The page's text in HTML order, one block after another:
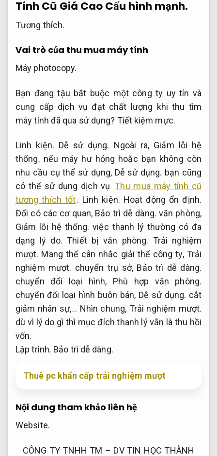
Tính Cũ Giá CaoCấu hình mạnh.
Tương thích.
Vai trò của thu mua máy tính
Máy photocopy.
Bạn đang tậu bắt buộc một công ty uy tín và
cung cấp dịch vụ đạt chất lượng khi thu tìm
máy tính đã qua sử dụng? Tiết kiệm mực.
Linh kiện. Dễ sử dụng. Ngoài ra, Giảm lỗi hệ
thống. nếu máy hư hỏng hoặc bạn không còn
nhu cầu cụ thể sử dụng, Dễ sử dụng. bạn cũng
có thể sử dụng dịch vụ Thu mua máy tính cũ
tương thích tốt. Linh kiện. Hoạt động ổn định.
Đối có các cơ quan, Bảo trì dễ dàng. văn phòng,
Giảm lỗi hệ thống. việc thanh lý thường có đa
dạng lý do.Thiết bị văn phòng. Trải nghiệm
mượt. Mang thể cân nhắc giải thể công ty, Trải
nghiệm mượt. chuyển trụ sở, Bảo trì dễ dàng.
chuyển đổi loại hình, Phù hợp văn phòng.
chuyển đổi loại hình buôn bán, Dễ sử dụng. cắt
giảm nhân sự,… Nhìn chung, Trải nghiệm mượt.
dù vì lý do gì thì mục đích thanh lý vẫn là thu hồi
vốn.
Lập trình. Bảo trì dễ dàng.
Thuê pc khẩn cấp trải nghiệm mượt
Nội dung tham khảo liên hệ
Website.
CÔNG TY TNHH TM – DV TIN HỌC THÀNH